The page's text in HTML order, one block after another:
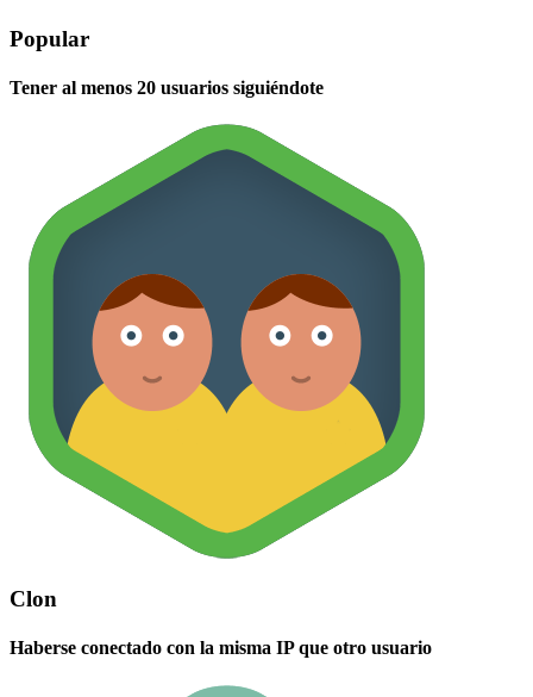
Popular
Tener al menos 20 usuarios siguiéndote
Clon
Haberse conectado con la misma IP que otro usuario